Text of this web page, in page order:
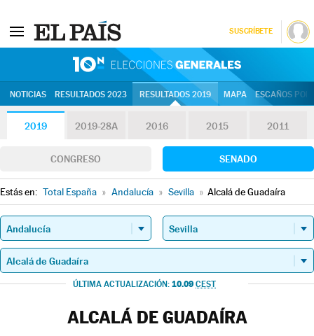
SUSCRÍBETE
NOTICIAS RESULTADOS 2023 RESULTADOS 2019 MAPA ESCAÑOS
2019 2019-28A 2016 2015 2011
CONGRESO SENADO
Estás en: Total España » Andalucía » Sevilla » Alcalá de Guadaíra
ÚLTIMA ACTUALIZACIÓN: 10.09 CEST
ALCALÁ DE GUADAÍRA